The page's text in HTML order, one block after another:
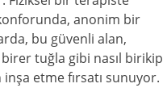
anonim bir
bu güvenli alan,
tuğla gibi nasıl birikip
etme fırsatı sunuyor.